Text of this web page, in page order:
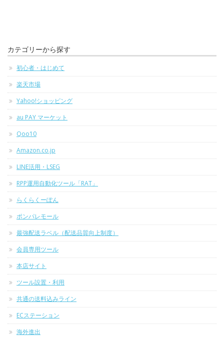
カテゴリーから探す
初心者・はじめて
楽天市場
Yahoo!ショッピング
au PAY マーケット
Qoo10
Amazon.co.jp
LINE活用・LSEG
RPP運用自動化ツール「RAT」
らくらくーぽん
ポンパレモール
最強配送ラベル（配送品質向上制度）
会員専用ツール
本店サイト
ツール設置・利用
共通の送料込みライン
ECステーション
海外進出